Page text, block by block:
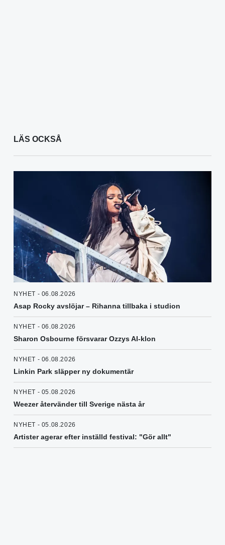
LÄS OCKSÅ
NYHET - 06.08.2026
Asap Rocky avslöjar – Rihanna tillbaka i studion
NYHET - 06.08.2026
Sharon Osbourne försvarar Ozzys AI-klon
NYHET - 06.08.2026
Linkin Park släpper ny dokumentär
NYHET - 05.08.2026
Weezer återvänder till Sverige nästa år
NYHET - 05.08.2026
Artister agerar efter inställd festival: "Gör allt"